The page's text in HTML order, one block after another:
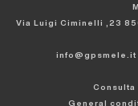
Via Luigi Ciminelli ,23
info@gpsmele.it
General